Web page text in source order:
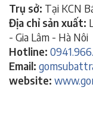
Trụ sở: Tại KCN
Địa chỉ sản xuất:
- Gia Lâm - Hà Nôi
Hotline:
Email:
website: